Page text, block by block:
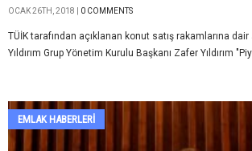
OCAK 26TH, 2018 | 0 COMMENTS
TÜİK tarafından açıklanan konut satış rakamlarına
Yıldırım Grup Yönetim Kurulu Başkanı Zafer Yıldırım
EMLAK HABERLERI